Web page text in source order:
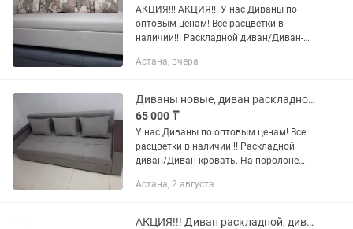
АКЦИЯ!!! АКЦИЯ!!! У нас Диваны по
оптовым ценам! Все расцветки в
наличии!!! Раскладной диван/Диван-
жесткости. Механизм раскладывания
Астана, вчера
Диваны новые, диван раскладной самые низкие цены по РК.
65 000 ₸
У нас Диваны по оптовым ценам! Все
расцветки в наличии!!! Раскладной
диван/Диван-кровать. На поролоне
раскладывания дивана- еврокнижка.
Астана, 2 августа
АКЦИЯ!!! Диван раскладной, диван кровать по оптовым ценам.